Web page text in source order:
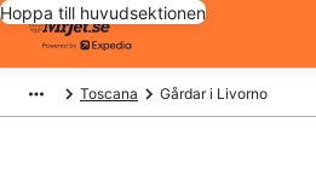
Hoppa till huvudsektionen
Toscana Gårdar i Livorno